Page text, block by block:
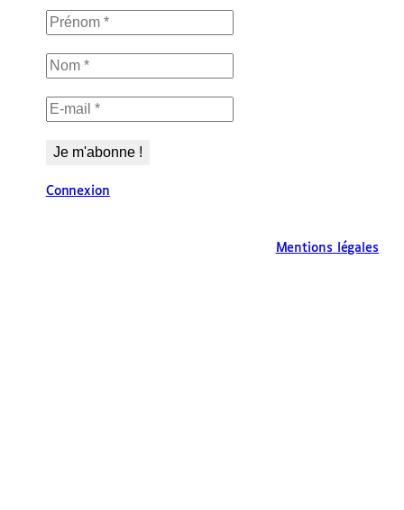
Connexion
Mentions légales